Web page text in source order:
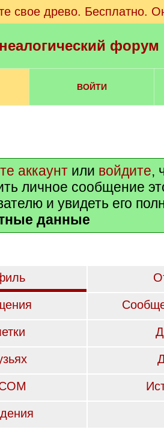
свое древо. Бесплатно.
ВОЙТИ
аккаунт или войдите,
личное сообщение
и увидеть его
данные